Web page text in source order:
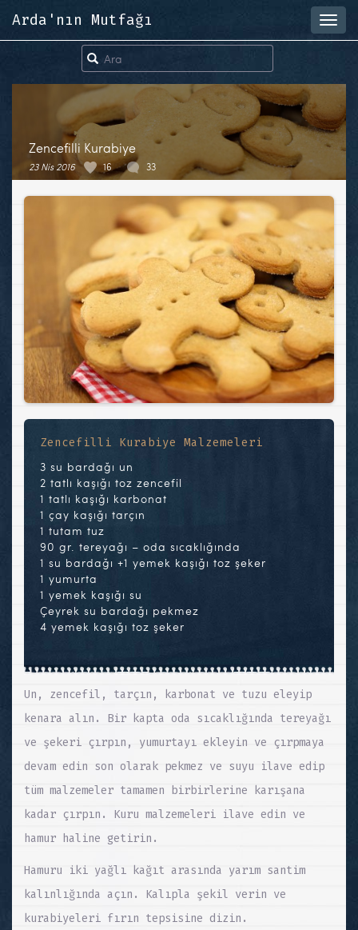
Arda'nın Mutfağı
Zencefilli Kurabiye
23 Nis 2016 16 33
Zencefilli Kurabiye Malzemeleri
3 su bardağı un
2 tatlı kaşığı toz zencefil
1 tatlı kaşığı karbonat
1 çay kaşığı tarçın
1 tutam tuz
90 gr. tereyağı – oda sıcaklığında
1 su bardağı +1 yemek kaşığı toz şeker
1 yumurta
1 yemek kaşığı su
Çeyrek su bardağı pekmez
4 yemek kaşığı toz şeker
Un, zencefil, tarçın, karbonat ve tuzu eleyip
kenara alın. Bir kapta oda sıcaklığında tereyağı
ve şekeri çırpın, yumurtayı ekleyin ve çırpmaya
devam edin son olarak pekmez ve suyu ilave edip
tüm malzemeler tamamen birbirlerine karışana
kadar çırpın. Kuru malzemeleri ilave edin ve
hamur haline getirin.
Hamuru iki yağlı kağıt arasında yarım santim
kalınlığında açın. Kalıpla şekil verin ve
kurabiyeleri fırın tepsisine dizin.